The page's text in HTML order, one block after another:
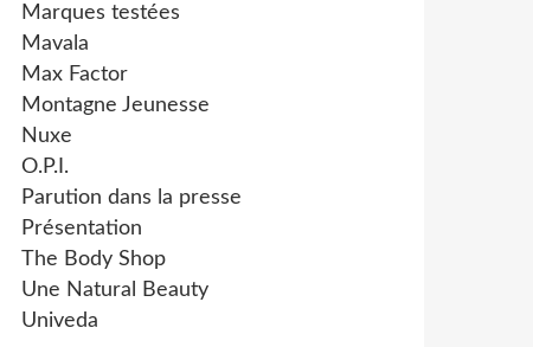
Marques testées
Mavala
Max Factor
Montagne Jeunesse
Nuxe
O.P.I.
Parution dans la presse
Présentation
The Body Shop
Une Natural Beauty
Univeda